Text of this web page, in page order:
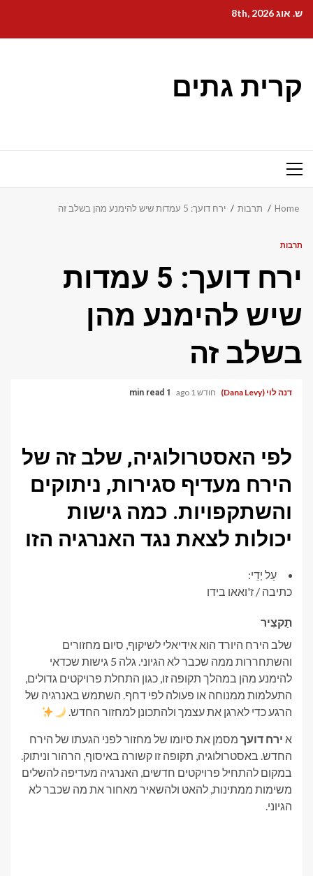
content
ש. אוג 8th, 2026
קרית גתים
Primary
Home תרבות ירח דועך: 5 עמדות שיש להימנע מהן בשלב זה
תרבות
ירח דועך: 5 עמדות
שיש להימנע מהן
בשלב זה
דנה לוי (Dana Levy) חודש 1 ago 1 min read
לפי האסטרולוגיה, שלב זה של
הירח מעדיף סגירות, ניתוקים
והשתקפויות. כמה גישות
יכולות לצאת נגד האנרגיה הזו
עַל יְדֵי:
כתיבה / ז'ואאו בידו
תַקצִיר
שלב הירח היורד הוא אידיאלי לשיקוף, סיום מחזורים
והשתחררות ממה שכבר לא הגיוני. גלה 5 גישות שכדאי
להימנע מהן במהלך תקופה זו, כגון התחלת פרויקטים גדולים,
התעלמות ממנוחה או פעולה לפי דחף. השתמש באנרגיה של
הרגע כדי לארגן את עצמך ולהתכונן למחזור החדש.
א ירח דועך מסמן את סיומו של מחזור לפני הגעתו של הירח
החדש. באסטרולוגיה, תקופה זו קשורה באיסוף, הרהור וניתוק.
במקום להתחיל פרויקטים חדשים, האנרגיה מעדיפה להשלים
משימות ממתינות, להאט ולהשאיר מאחור את מה שכבר לא
הגיוני.